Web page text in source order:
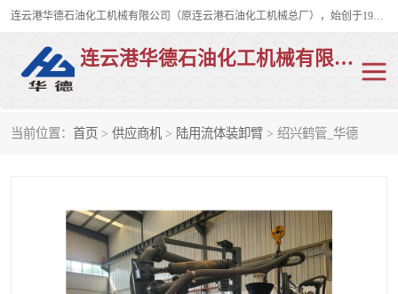
连云港华德石油化工机械有限公司（原连云港石油化工机械总厂），始创于1982年，是从事码头船用流体装卸臂、陆用流体装卸臂（鹤管）、活动梯、钢构平台、定量装车系统等全系列流体装卸设备的设计、制造、销售以及服务的专业供应商。
连云港华德石油化工机械有限公司
当前位置： 首页 > 供应商机 > 陆用流体装卸臂 > 绍兴鹤管_华德
LNG鹤管 活动梯
平台栈桥 卸车鹤管